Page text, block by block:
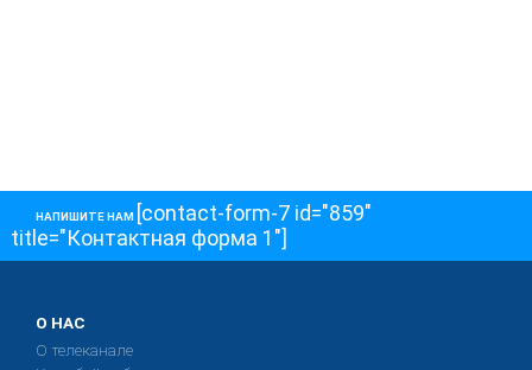
О НАС
О телеканале
НАПИШИТЕ НАМ [contact-form-7 id="859"
title="Контактная форма 1"]